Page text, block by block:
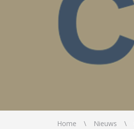
Home Nieuws